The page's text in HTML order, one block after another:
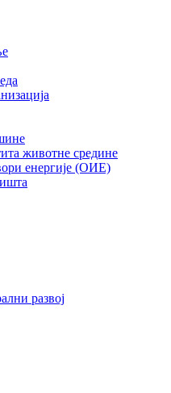
животне средине
енергије (ОИЕ)
развој